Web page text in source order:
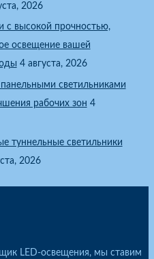
2026
с высокой прочностью,
освещение вашей
4 августа, 2026
светильниками
рабочих зон 4
туннельные светильники
2026
LED-освещения, мы ставим